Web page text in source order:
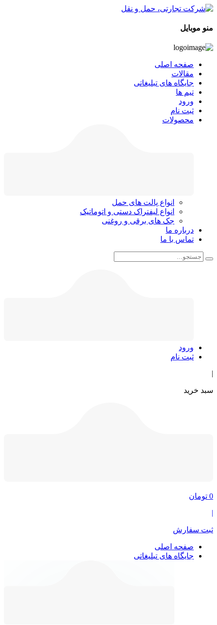
منو موبایل
صفحه اصلی
مقالات
جایگاه های تبلیغاتی
تیم ها
ورود
ثبت نام
محصولات
انواع پالت های حمل
انواع لیفتراک دستی و اتوماتیک
جک های برقی و روغنی
درباره ما
تماس با ما
ورود
ثبت نام
سبد خرید
0 تومان
|
ثبت سفارش
صفحه اصلی
جایگاه های تبلیغاتی